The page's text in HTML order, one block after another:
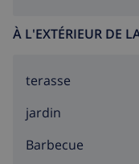
À L'EXTÉRIEUR DE
terasse
jardin
barbecue